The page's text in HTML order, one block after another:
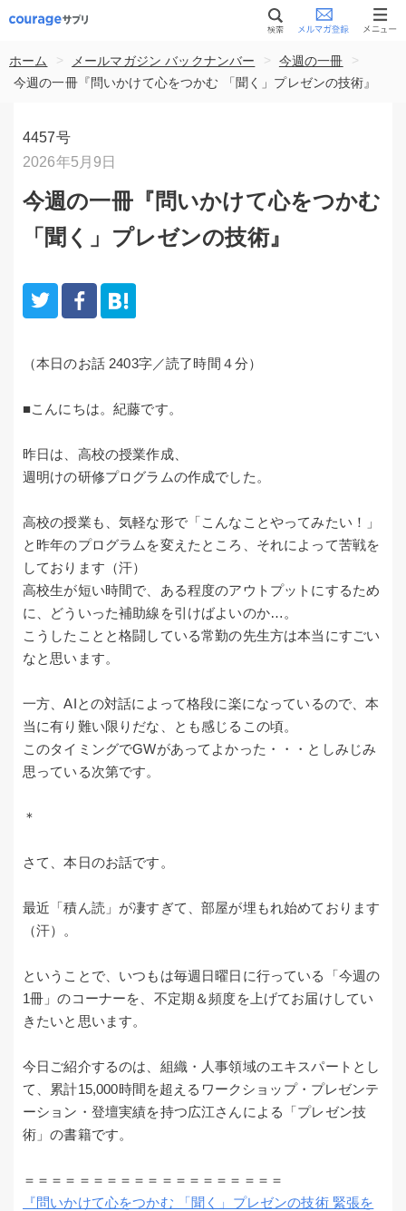
ホーム > メールマガジン バックナンバー > 今週の一冊
>
今週の一冊『問いかけて心をつかむ 「聞く」プレゼンの技術』
4457号
2026年5月9日
今週の一冊『問いかけて心をつかむ
「聞く」プレゼンの技術』
（本日のお話 2403字／読了時間４分）
■こんにちは。紀藤です。
昨日は、高校の授業作成、
週明けの研修プログラムの作成でした。
高校の授業も、気軽な形で「こんなことやってみたい！」
と昨年のプログラムを変えたところ、それによって苦戦を
しております（汗）
高校生が短い時間で、ある程度のアウトプットにするため
に、どういった補助線を引けばよいのか…。
こうしたことと格闘している常勤の先生方は本当にすごい
なと思います。
一方、AIとの対話によって格段に楽になっているので、本
当に有り難い限りだな、とも感じるこの頃。
このタイミングでGWがあってよかった・・・としみじみ
思っている次第です。
＊
さて、本日のお話です。
最近「積ん読」が凄すぎて、部屋が埋もれ始めております
（汗）。
ということで、いつもは毎週日曜日に行っている「今週の
1冊」のコーナーを、不定期＆頻度を上げてお届けしてい
きたいと思います。
今日ご紹介するのは、組織・人事領域のエキスパートとし
て、累計15,000時間を超えるワークショップ・プレゼンテ
ーション・登壇実績を持つ広江さんによる「プレゼン技
術」の書籍です。
＝＝＝＝＝＝＝＝＝＝＝＝＝＝＝＝＝＝＝
『問いかけて心をつかむ 「聞く」プレゼンの技術 緊張を